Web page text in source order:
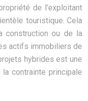
de l’exploitant
touristique. Cela
construction ou de la
actifs immobiliers de
hybrides est une
contrainte principale